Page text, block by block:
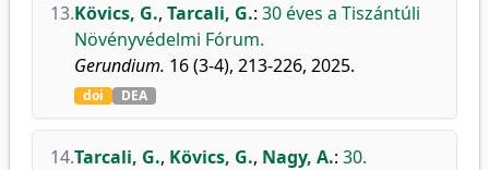
13.Kövics, G., Tarcali, G.: 30 éves a Tiszántúli
Növényvédelmi Fórum.
Gerundium. 16 (3-4), 213-226, 2025.
doi DEA
14.Tarcali, G., Kövics, G., Nagy, A.: 30.